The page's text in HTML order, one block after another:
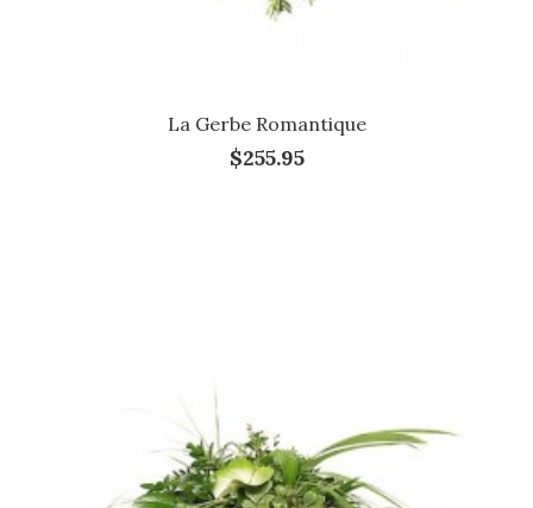
La Gerbe Romantique
$255.95